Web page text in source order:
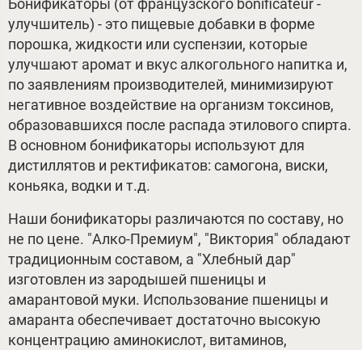
улучшитель) - это пищевые добавки в форме
порошка, жидкости или суспензии, которые
улучшают аромат и вкус алкогольного напитка и,
по заявлениям производителей, минимизируют
негативное воздействие на организм токсинов,
образовавшихся после распада этилового спирта.
В основном бонификаторы используют для
дистиллятов и ректификатов: самогона, виски,
коньяка, водки и т.д.
Наши бонификаторы различаются по составу, но
не по цене. "Алко-Премиум", "Виктория" обладают
традиционным составом, а "Хлебный дар"
изготовлен из зародышей пшеницы и
амарантовой муки. Использование пшеницы и
амаранта обеспечивает достаточно высокую
концентрацию аминокислот, витаминов,